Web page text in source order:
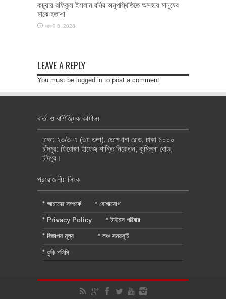
কচুয়ায় রফিকুল ইসলাম রনির অনুপস্থিতিতে অসহায় মানুষের
মাঝে হতাশা
আগস্ট 6, 2026
LEAVE A REPLY
You must be logged in to post a comment.
বার্তা ও বাণিজ্যিক কার্যালয়
ঢাকা: ২৩/৩-এ (৩য় তলা), তোপখানা রোড, ঢাকা-১০০০
চাঁদপুর: ফিরোজা হাফেজ শান্তি নিকেতন, কুমিল্লা রোড,
চাঁদপুর।
প্রয়োজনীয় লিংক
* আমাদের সম্পর্কে * যোগাযোগ
* Privacy Policy *টাইমস পরিবার
* বিজ্ঞাপন মূল্য * লঞ্চ সময়সূচি
* কুকি পলিসি